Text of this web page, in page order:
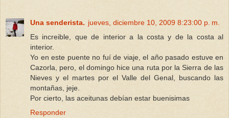
Una senderista. jueves, diciembre 10, 2009 8:23:00 p. m.
Es increible, que de interior a la costa y de la costa al
interior.
Yo en este puente no fuí de viaje, el año pasado estuve en
Cazorla, pero, el domingo hice una ruta por la Sierra de las
Nieves y el martes por el Valle del Genal, buscando las
montañas, jeje.
Por cierto, las aceitunas debían estar buenisimas
Responder